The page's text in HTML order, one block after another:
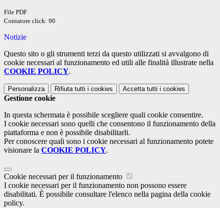
File PDF
Contatore click: 90
Notizie
Questo sito o gli strumenti terzi da questo utilizzati si avvalgono di
cookie necessari al funzionamento ed utili alle finalità illustrate nella
COOKIE POLICY.
Personalizza Rifiuta tutti i cookies Accetta tutti i cookies
Gestione cookie
In questa schermata è possibile scegliere quali cookie consentire.
I cookie necessari sono quelli che consentono il funzionamento della
piattaforma e non è possibile disabilitarli.
Per conoscere quali sono i cookie necessari al funzionamento potete
visionare la COOKIE POLICY.
Cookie necessari per il funzionamento
I cookie necessari per il funzionamento non possono essere
disabilitati. È possibile consultare l'elenco nella pagina della cookie
policy.